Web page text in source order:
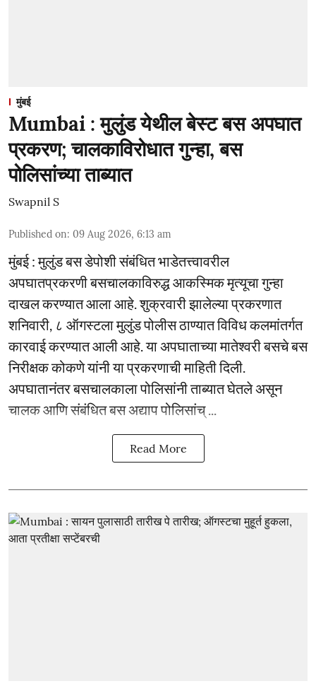
मुंबई
Mumbai : मुलुंड येथील बेस्ट बस अपघात
प्रकरण; चालकाविरोधात गुन्हा, बस
पोलिसांच्या ताब्यात
Swapnil S
Published on: 09 Aug 2026, 6:13 am
मुंबई : मुलुंड बस डेपोशी संबंधित भाडेतत्त्वावरील
अपघातप्रकरणी बसचालकाविरुद्ध आकस्मिक मृत्यूचा गुन्हा
दाखल करण्यात आला आहे. शुक्रवारी झालेल्या प्रकरणात
शनिवारी, ८ ऑगस्टला मुलुंड पोलीस ठाण्यात विविध कलमांतर्गत
कारवाई करण्यात आली आहे. या अपघाताच्या मातेश्वरी बसचे बस
निरीक्षक कोकणे यांनी या प्रकरणाची माहिती दिली.
अपघातानंतर बसचालकाला पोलिसांनी ताब्यात घेतले असून
चालक आणि संबंधित बस अद्याप पोलिसांच् ...
Read More